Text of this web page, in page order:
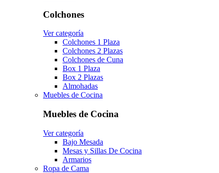
Colchones
Ver categoría
Colchones 1 Plaza
Colchones 2 Plazas
Colchones de Cuna
Box 1 Plaza
Box 2 Plazas
Almohadas
Muebles de Cocina
Muebles de Cocina
Ver categoría
Bajo Mesada
Mesas y Sillas De Cocina
Armarios
Ropa de Cama